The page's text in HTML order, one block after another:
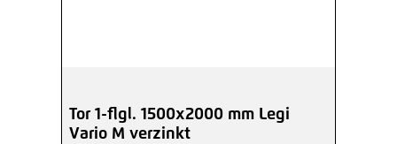
Tor 1-flgl. 1500x2000 mm Legi
Vario M verzinkt